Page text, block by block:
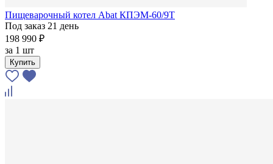
Пищеварочный котел Abat КПЭМ-60/9Т
Под заказ 21 день
198 990 ₽
за 1 шт
Купить